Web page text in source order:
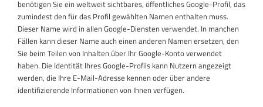
benötigen Sie ein weltweit sichtbares, öffentliches Google-Profil, das
zumindest den für das Profil gewählten Namen enthalten muss.
Dieser Name wird in allen Google-Diensten verwendet. In manchen
Fällen kann dieser Name auch einen anderen Namen ersetzen, den
Sie beim Teilen von Inhalten über Ihr Google-Konto verwendet
haben. Die Identität Ihres Google-Profils kann Nutzern angezeigt
werden, die Ihre E-Mail-Adresse kennen oder über andere
identifizierende Informationen von Ihnen verfügen.